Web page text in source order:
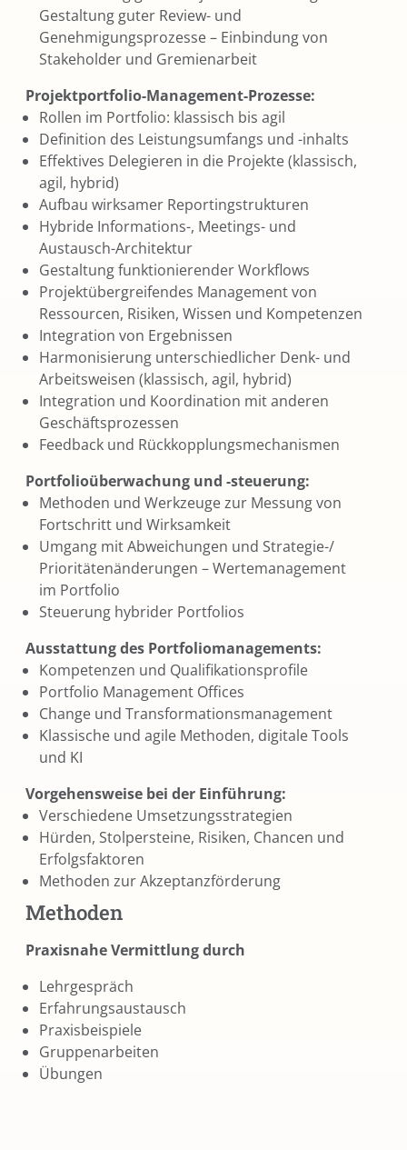
Gestaltung guter Review- und
Genehmigungsprozesse – Einbindung von
Stakeholder und Gremienarbeit
Projektportfolio-Management-Prozesse:
Rollen im Portfolio: klassisch bis agil
Definition des Leistungsumfangs und -inhalts
Effektives Delegieren in die Projekte (klassisch,
agil, hybrid)
Aufbau wirksamer Reportingstrukturen
Hybride Informations-, Meetings- und
Austausch-Architektur
Gestaltung funktionierender Workflows
Projektübergreifendes Management von
Ressourcen, Risiken, Wissen und Kompetenzen
Integration von Ergebnissen
Harmonisierung unterschiedlicher Denk- und
Arbeitsweisen (klassisch, agil, hybrid)
Integration und Koordination mit anderen
Geschäftsprozessen
Feedback und Rückkopplungsmechanismen
Portfolioüberwachung und -steuerung:
Methoden und Werkzeuge zur Messung von
Fortschritt und Wirksamkeit
Umgang mit Abweichungen und Strategie-/
Prioritätenänderungen – Wertemanagement
im Portfolio
Steuerung hybrider Portfolios
Ausstattung des Portfoliomanagements:
Kompetenzen und Qualifikationsprofile
Portfolio Management Offices
Change und Transformationsmanagement
Klassische und agile Methoden, digitale Tools
und KI
Vorgehensweise bei der Einführung:
Verschiedene Umsetzungsstrategien
Hürden, Stolpersteine, Risiken, Chancen und
Erfolgsfaktoren
Methoden zur Akzeptanzförderung
Methoden
Praxisnahe Vermittlung durch
Lehrgespräch
Erfahrungsaustausch
Praxisbeispiele
Gruppenarbeiten
Übungen